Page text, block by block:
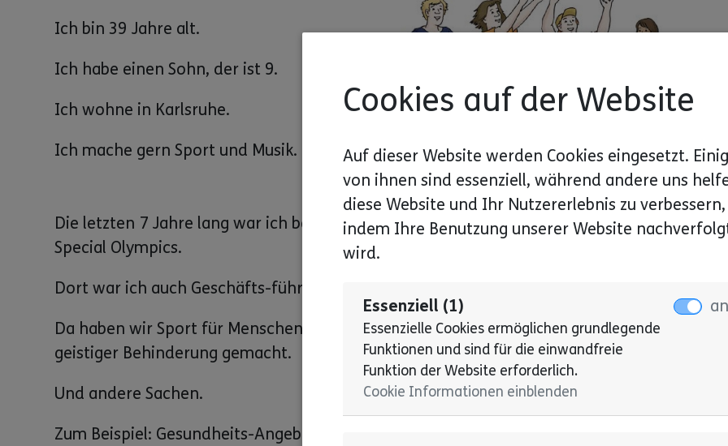
Ich bin 39 Jahre alt.
Ich habe einen Sohn, der ist 9.
Ich wohne in Karlsruhe.
Ich mache gern Sport und Musik.
Die letzten 7 Jahre lang war ich bei
Special Olympics.
Dort war ich auch Geschäfts-führer.
Da haben wir Sport für Menschen mit
geistiger Behinderung gemacht.
Und andere Sachen.
Zum Beispiel: Gesundheits-Angebote.
Cookies auf der Website
Auf dieser Website werden Cookies eingesetzt.
von ihnen sind essenziell, während andere uns
diese Website und Ihr Nutzererlebnis zu verbessern,
indem Ihre Benutzung unserer Website
wird.
Essenziell (1)
Essenzielle Cookies ermöglichen grundlegende
Funktionen und sind für die einwandfreie
Funktion der Website erforderlich.
Cookie Informationen einblenden
an